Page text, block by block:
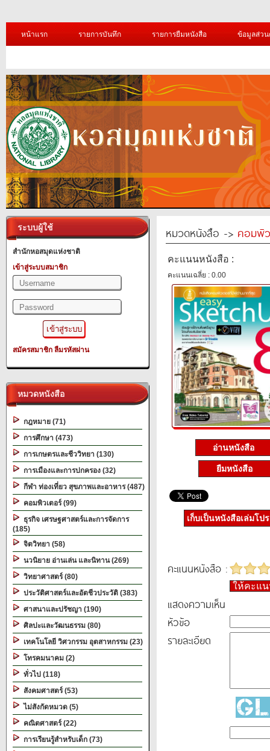
หน้าแรก รายการบันทึก รายการยืมหนังสือ ข้อมูลส่ว
ระบบผู้ใช้
สำนักหอสมุดแห่งชาติ
เข้าสู่ระบบสมาชิก
สมัครสมาชิก ลืมรหัสผ่าน
หมวดหนังสือ
กฎหมาย (71)
การศึกษา (473)
การเกษตรและชีววิทยา (130)
การเมืองและการปกครอง (32)
กีฬา ท่องเที่ยว สุขภาพและอาหาร (487)
คอมพิวเตอร์ (99)
ธุรกิจ เศรษฐศาสตร์และการจัดการ
(185)
จิตวิทยา (58)
นวนิยาย อ่านเล่น และนิทาน (269)
วิทยาศาสตร์ (80)
ประวัติศาสตร์และอัตชีวประวัติ (383)
ศาสนาและปรัชญา (190)
ศิลปะและวัฒนธรรม (80)
เทคโนโลยี วิศวกรรม อุตสาหกรรม (23)
โทรคมนาคม (2)
ทั่วไป (118)
สังคมศาสตร์ (53)
ไม่สังกัดหมวด (5)
คณิตศาสตร์ (22)
การเรียนรู้สำหรับเด็ก (73)
หมวดหนังสือ -> คอมพิ
คะแนนหนังสือ :
คะแนนเฉลี่ย : 0.00
อ่านหนังสือ
ยืมหนังสือ
เก็บเป็นหนังสือเล่มโป
คะแนนหนังสือ :
ให้คะแ
แสดงความเห็น
หัวข้อ
รายละเอียด